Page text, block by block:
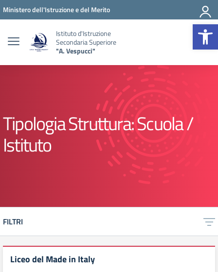
Vai ai contenuti
Vai al menu di navigazione
Vai al footer
Ministero dell'Istruzione e del Merito
Istituto d'Istruzione
Secondaria Superiore
"A. Vespucci"
Tipologia Struttura:Scuola /
Istituto
FILTRI
Liceo del Made in Italy